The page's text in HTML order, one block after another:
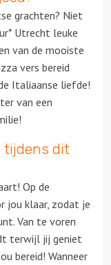
grachten? Niet
Utrecht leuke
van de mooiste
vers bereid
Italiaanse liefde!
van een
tijdens dit
Op de
jou klaar, zodat je
Van te voren
terwijl jij geniet
bereid! Wanneer